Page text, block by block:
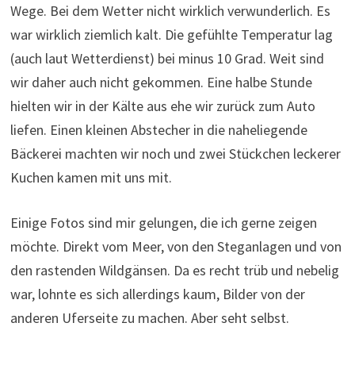
Wege. Bei dem Wetter nicht wirklich verwunderlich. Es
war wirklich ziemlich kalt. Die gefühlte Temperatur lag
(auch laut Wetterdienst) bei minus 10 Grad. Weit sind
wir daher auch nicht gekommen. Eine halbe Stunde
hielten wir in der Kälte aus ehe wir zurück zum Auto
liefen. Einen kleinen Abstecher in die naheliegende
Bäckerei machten wir noch und zwei Stückchen leckerer
Kuchen kamen mit uns mit.
Einige Fotos sind mir gelungen, die ich gerne zeigen
möchte. Direkt vom Meer, von den Steganlagen und von
den rastenden Wildgänsen. Da es recht trüb und nebelig
war, lohnte es sich allerdings kaum, Bilder von der
anderen Uferseite zu machen. Aber seht selbst.